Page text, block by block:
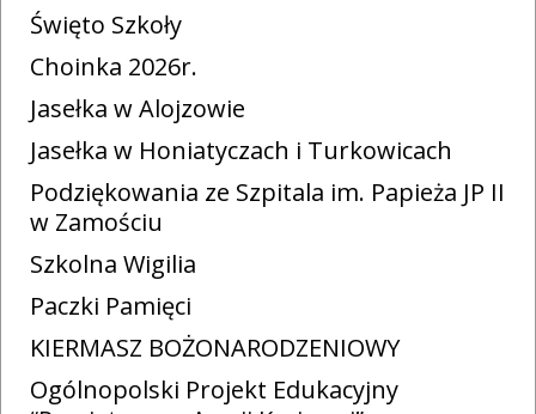
Święto Szkoły
Choinka 2026r.
Jasełka w Alojzowie
Jasełka w Honiatyczach i Turkowicach
Podziękowania ze Szpitala im. Papieża JP II
w Zamościu
Szkolna Wigilia
Paczki Pamięci
KIERMASZ BOŻONARODZENIOWY
Ogólnopolski Projekt Edukacyjny